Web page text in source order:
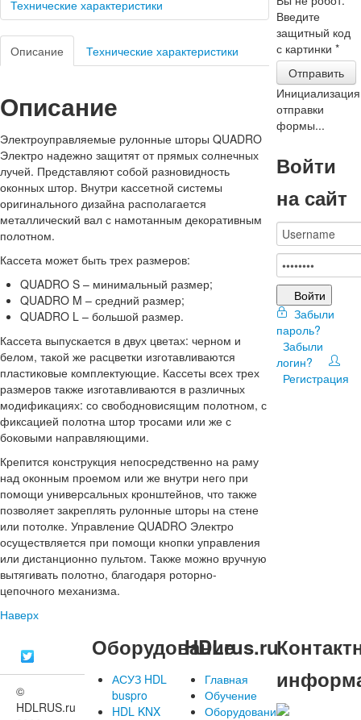
Технические характеристики
Описание Технические характеристики
Описание
Электроуправляемые рулонные шторы QUADRO
Электро надежно защитят от прямых солнечных
лучей. Представляют собой разновидность
оконных штор. Внутри кассетной системы
оригинального дизайна располагается
металлический вал с намотанным декоративным
полотном.
Кассета может быть трех размеров:
QUADRO S – минимальный размер;
QUADRO M – средний размер;
QUADRO L – большой размер.
Кассета выпускается в двух цветах: черном и
белом, такой же расцветки изготавливаются
пластиковые комплектующие. Кассеты всех трех
размеров также изготавливаются в различных
модификациях: со свободновисящим полотном, с
фиксацией полотна штор тросами или же с
боковыми направляющими.
Крепится конструкция непосредственно на раму
над оконным проемом или же внутри него при
помощи универсальных кронштейнов, что также
позволяет закреплять рулонные шторы на стене
или потолке. Управление QUADRO Электро
осуществляется при помощи кнопки управления
или дистанционно пультом. Также можно вручную
вытягивать полотно, благодаря роторно-
цепочного механизма.
Наверх
Введите
защитный код
с картинки*
Отправить
Инициализация
отправки
формы...
Войти
на сайт
Войти
Забыли
пароль?
Забыли
логин?
Регистрация
©
HDLRUS.ru
Оборудование
АСУЗ HDL
buspro
HDL KNX
HDLrus.ru
Главная
Обучение
Оборудование